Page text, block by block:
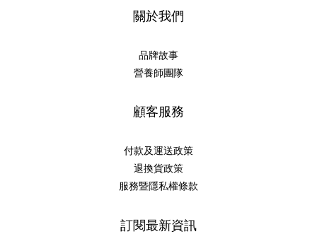
關於我們
品牌故事
營養師團隊
顧客服務
付款及運送政策
退換貨政策
服務暨隱私權條款
訂閱最新資訊